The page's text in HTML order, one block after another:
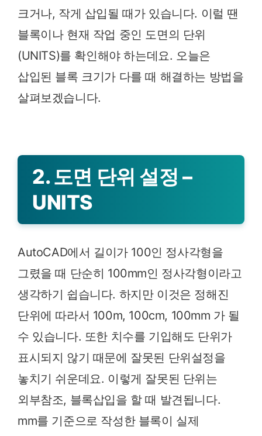
크거나, 작게 삽입될 때가 있습니다. 이럴 땐
블록이나 현재 작업 중인 도면의 단위
(UNITS)를 확인해야 하는데요. 오늘은
삽입된 블록 크기가 다를 때 해결하는 방법을
살펴보겠습니다.
2. 도면 단위 설정 –
UNITS
AutoCAD에서 길이가 100인 정사각형을
그렸을 때 단순히 100mm인 정사각형이라고
생각하기 쉽습니다. 하지만 이것은 정해진
단위에 따라서 100m, 100cm, 100mm 가 될
수 있습니다. 또한 치수를 기입해도 단위가
표시되지 않기 때문에 잘못된 단위설정을
놓치기 쉬운데요. 이렇게 잘못된 단위는
외부참조, 블록삽입을 할 때 발견됩니다.
mm를 기준으로 작성한 블록이 실제